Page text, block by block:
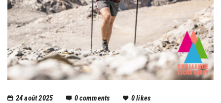
24 août 2025 0comments 0likes